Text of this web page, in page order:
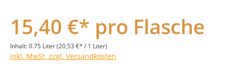
15,40 €* pro Flasche
Inhalt:0.75 Liter(20,53 €* / 1 Liter)
inkl. MwSt. zzgl. Versandkosten